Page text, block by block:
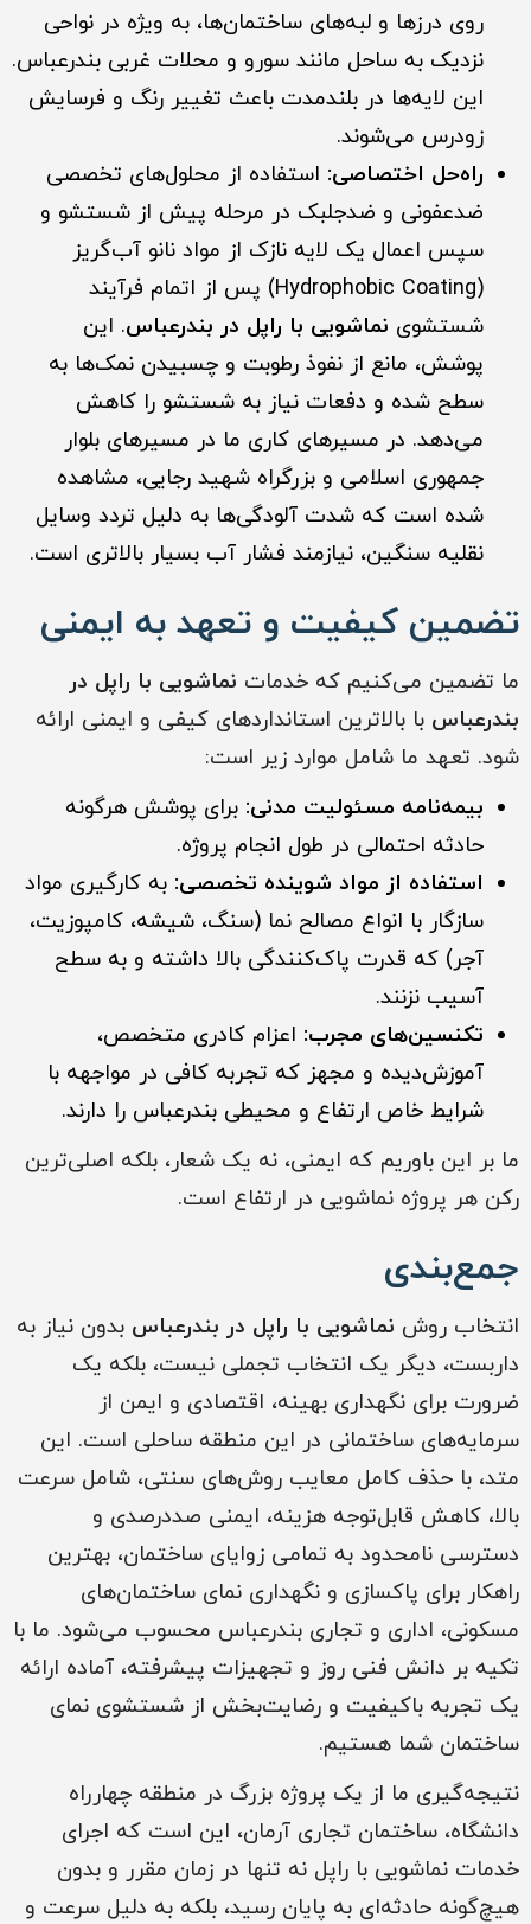
روی درزها و لبه‌های ساختمان‌ها، به ویژه در نواحی
نزدیک به ساحل مانند سورو و محلات غربی بندرعباس.
این لایه‌ها در بلندمدت باعث تغییر رنگ و فرسایش
زودرس می‌شوند.
راه‌حل اختصاصی: استفاده از محلول‌های تخصصی
ضدعفونی و ضدجلبک در مرحله پیش از شستشو و
سپس اعمال یک لایه نازک از مواد نانو آب‌گریز
(Hydrophobic Coating) پس از اتمام فرآیند
شستشوی نماشویی با راپل در بندرعباس. این
پوشش، مانع از نفوذ رطوبت و چسبیدن نمک‌ها به
سطح شده و دفعات نیاز به شستشو را کاهش
می‌دهد. در مسیرهای کاری ما در مسیرهای بلوار
جمهوری اسلامی و بزرگراه شهید رجایی، مشاهده
شده است که شدت آلودگی‌ها به دلیل تردد وسایل
نقلیه سنگین، نیازمند فشار آب بسیار بالاتری است.
تضمین کیفیت و تعهد به ایمنی
ما تضمین می‌کنیم که خدمات نماشویی با راپل در
بندرعباس با بالاترین استانداردهای کیفی و ایمنی ارائه
شود. تعهد ما شامل موارد زیر است:
بیمه‌نامه مسئولیت مدنی: برای پوشش هرگونه
حادثه احتمالی در طول انجام پروژه.
استفاده از مواد شوینده تخصصی: به کارگیری مواد
سازگار با انواع مصالح نما (سنگ، شیشه، کامپوزیت،
آجر) که قدرت پاک‌کنندگی بالا داشته و به سطح
آسیب نزنند.
تکنسین‌های مجرب: اعزام کادری متخصص،
آموزش‌دیده و مجهز که تجربه کافی در مواجهه با
شرایط خاص ارتفاع و محیطی بندرعباس را دارند.
ما بر این باوریم که ایمنی، نه یک شعار، بلکه اصلی‌ترین
رکن هر پروژه نماشویی در ارتفاع است.
جمع‌بندی
انتخاب روش نماشویی با راپل در بندرعباس بدون نیاز به
داربست، دیگر یک انتخاب تجملی نیست، بلکه یک
ضرورت برای نگهداری بهینه، اقتصادی و ایمن از
سرمایه‌های ساختمانی در این منطقه ساحلی است. این
متد، با حذف کامل معایب روش‌های سنتی، شامل سرعت
بالا، کاهش قابل‌توجه هزینه، ایمنی صددرصدی و
دسترسی نامحدود به تمامی زوایای ساختمان، بهترین
راهکار برای پاکسازی و نگهداری نمای ساختمان‌های
مسکونی، اداری و تجاری بندرعباس محسوب می‌شود. ما با
تکیه بر دانش فنی روز و تجهیزات پیشرفته، آماده ارائه
یک تجربه باکیفیت و رضایت‌بخش از شستشوی نمای
ساختمان شما هستیم.
نتیجه‌گیری ما از یک پروژه بزرگ در منطقه چهارراه
دانشگاه، ساختمان تجاری آرمان، این است که اجرای
خدمات نماشویی با راپل نه تنها در زمان مقرر و بدون
هیچ‌گونه حادثه‌ای به پایان رسید، بلکه به دلیل سرعت و